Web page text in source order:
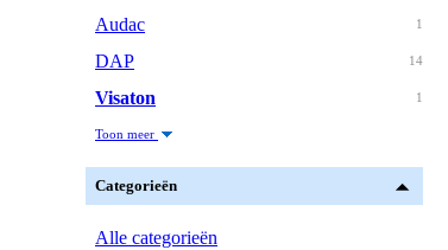
1
Audac
14
DAP
1
Visaton
Toon meer
Categorieën
Alle categorieën